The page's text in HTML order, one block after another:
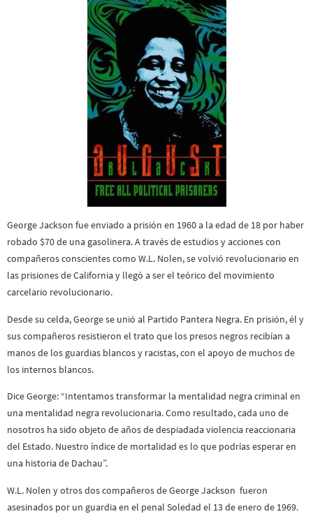
George Jackson fue enviado a prisión en 1960 a la edad de 18 por haber
robado $70 de una gasolinera. A través de estudios y acciones con
compañeros conscientes como W.L. Nolen, se volvió revolucionario en
las prisiones de California y llegó a ser el teórico del movimiento
carcelario revolucionario.
Desde su celda, George se unió al Partido Pantera Negra. En prisión, él y
sus compañeros resistieron el trato que los presos negros recibían a
manos de los guardias blancos y racistas, con el apoyo de muchos de
los internos blancos.
Dice George: “Intentamos transformar la mentalidad negra criminal en
una mentalidad negra revolucionaria. Como resultado, cada uno de
nosotros ha sido objeto de años de despiadada violencia reaccionaria
del Estado. Nuestro índice de mortalidad es lo que podrías esperar en
una historia de Dachau”.
W.L. Nolen y otros dos compañeros de George Jackson fueron
asesinados por un guardia en el penal Soledad el 13 de enero de 1969.